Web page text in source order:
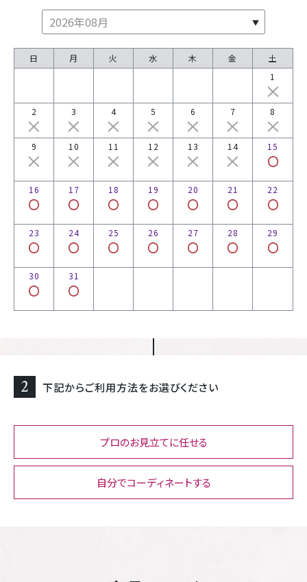
日 月 火 水 木 金
土
1
2 3 4 5 6 7 8
9 10 11 12 13 14 15
16 17 18 19 20 21 22
23 24 25 26 27 28 29
30 31
2 下記からご利用方法をお選びください
プロのお見立てに任せる
自分でコーディネートする